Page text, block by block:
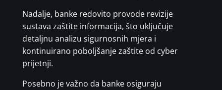
Nadalje, banke redovito provode revizije
sustava zaštite informacija, što uključuje
detaljnu analizu sigurnosnih mjera i
kontinuirano poboljšanje zaštite od cyber
prijetnji.
Posebno je važno da banke osiguraju